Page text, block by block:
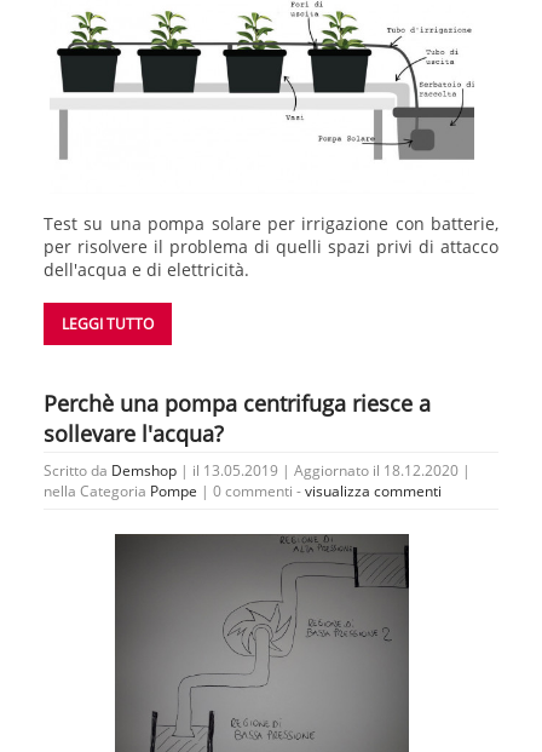
Test su una pompa solare per irrigazione con batterie,
per risolvere il problema di quelli spazi privi di attacco
dell'acqua e di elettricità.
LEGGI TUTTO
Perchè una pompa centrifuga riesce a
sollevare l'acqua?
Scritto da Demshop | il 13.05.2019 | Aggiornato il 18.12.2020 |
nella Categoria Pompe | 0 commenti -visualizza commenti